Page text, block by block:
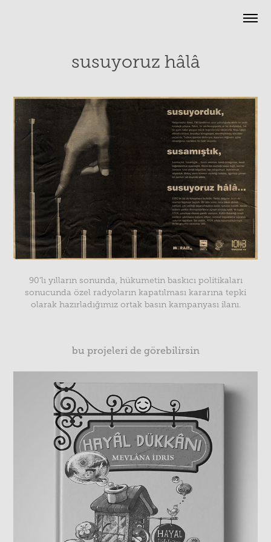
susuyoruz hâlâ
90'lı yılların sonunda, hükumetin baskıcı politikaları
sonucunda özel radyoların kapatılması kararına tepki
olarak hazırladığımız ortak basın kampanyası ilanı.
bu projeleri de görebilirsin